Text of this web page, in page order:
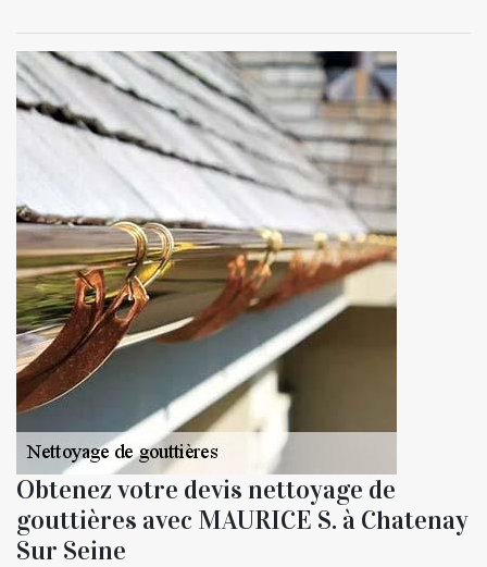
Obtenez votre devis nettoyage de
gouttières avec MAURICE S. à Chatenay
Sur Seine